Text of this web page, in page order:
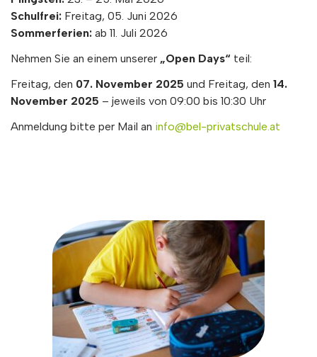
Schulfrei: Freitag, 05. Juni 2026
Sommerferien: ab 11. Juli 2026
Nehmen Sie an einem unserer „Open Days“ teil:
Freitag, den 07. November 2025 und Freitag, den 14.
November 2025 – jeweils von 09:00 bis 10:30 Uhr
Anmeldung bitte per Mail an info@bel-privatschule.at